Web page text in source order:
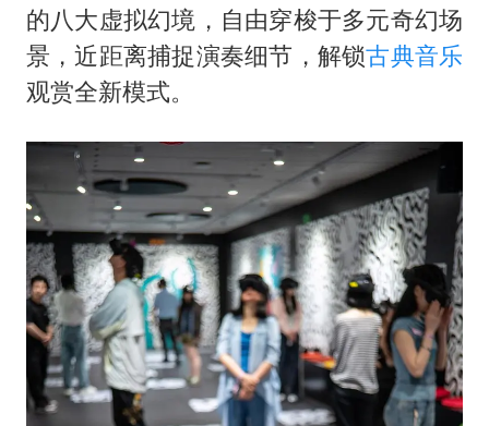
的八大虚拟幻境，自由穿梭于多元奇幻场
景，近距离捕捉演奏细节，解锁古典音乐
观赏全新模式。